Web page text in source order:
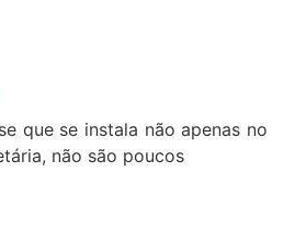
que se instala não apenas no
não são poucos